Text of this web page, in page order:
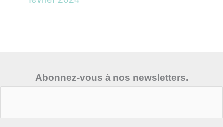
Abonnez-vous à nos newsletters.